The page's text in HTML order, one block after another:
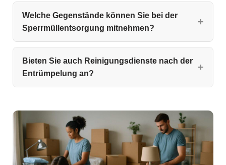
Welche Gegenstände können Sie bei der
Sperrmüllentsorgung mitnehmen?
Bieten Sie auch Reinigungsdienste nach der
Entrümpelung an?